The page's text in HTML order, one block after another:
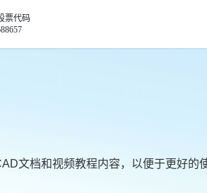
票代码
文档和视频教程内容，以便于更好的